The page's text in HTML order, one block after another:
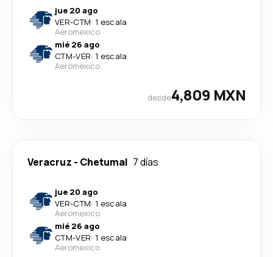
jue 20 ago
VER-CTM· 1 escala
Aeromexico
mié 26 ago
CTM-VER· 1 escala
Aeromexico
desde4,809 MXN
Veracruz - Chetumal 7 días
jue 20 ago
VER-CTM· 1 escala
Aeromexico
mié 26 ago
CTM-VER· 1 escala
Aeromexico